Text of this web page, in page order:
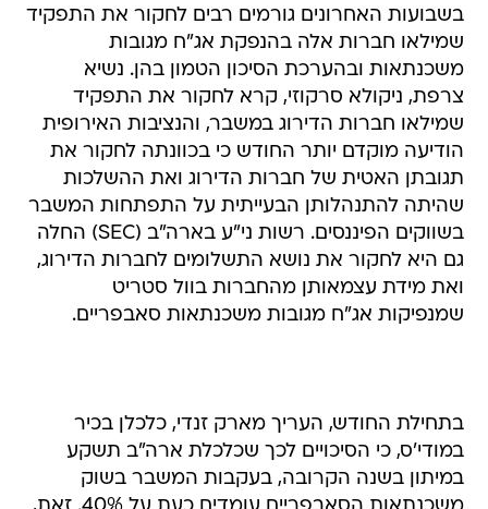
בשבועות האחרונים גורמים רבים לחקור את התפקיד
שמילאו חברות אלה בהנפקת אג"ח מגובות
משכנתאות ובהערכת הסיכון הטמון בהן. נשיא
צרפת, ניקולא סרקוזי, קרא לחקור את התפקיד
שמילאו חברות הדירוג במשבר, והנציבות האירופית
הודיעה מוקדם יותר החודש כי בכוונתה לחקור את
תגובתן האטית של חברות הדירוג ואת ההשלכות
שהיתה להתנהלותן הבעייתית על התפתחות המשבר
בשווקים הפיננסים. רשות ני"ע בארה"ב (SEC) החלה
גם היא לחקור את נושא התשלומים לחברות הדירוג,
ואת מידת עצמאותן מהחברות בוול סטריט
שמנפיקות אג"ח מגובות משכנתאות סאבפריים.
בתחילת החודש, העריך מארק זנדי, כלכלן בכיר
במודי'ס, כי הסיכויים לכך שכלכלת ארה"ב תשקע
במיתון בשנה הקרובה, בעקבות המשבר בשוק